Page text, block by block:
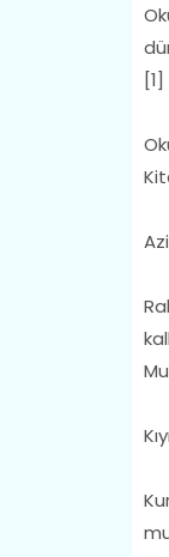
[1]